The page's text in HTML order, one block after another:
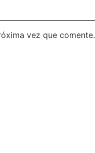
vez que comente.